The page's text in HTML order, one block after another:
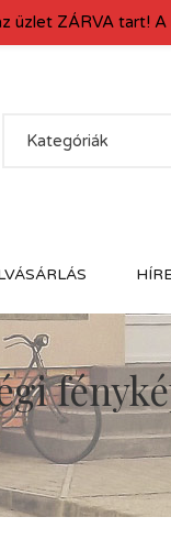
Kategóriák
üzlet ZÁRVA tart! A